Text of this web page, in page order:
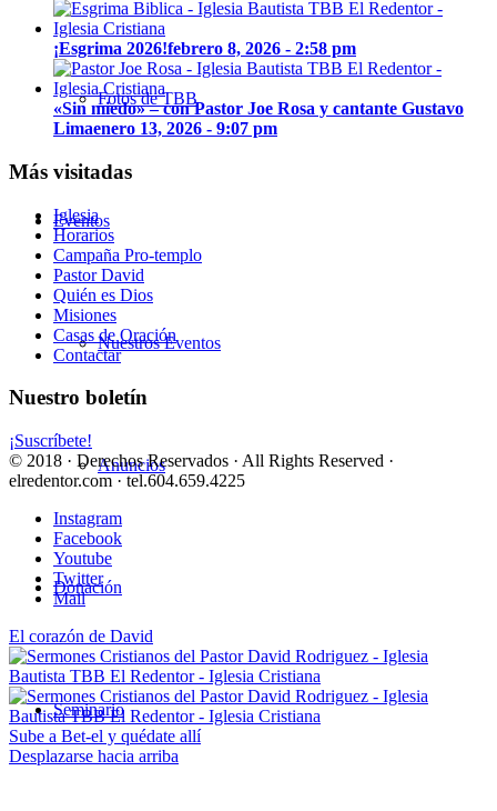
Fotos de TBB
Eventos
Nuestros Eventos
Anuncios
Donación
Seminario
¡Esgrima 2026!febrero 8, 2026 - 2:58 pm
«Sin miedo» – con Pastor Joe Rosa y cantante Gustavo
Limaenero 13, 2026 - 9:07 pm
Más visitadas
Iglesia
Horarios
Campaña Pro-templo
Pastor David
Quién es Dios
Misiones
Casas de Oración
Contactar
Nuestro boletín
¡Suscríbete!
© 2018 · Derechos Reservados · All Rights Reserved ·
elredentor.com · tel.604.659.4225
Instagram
Facebook
Youtube
Twitter
Mail
El corazón de David
Sube a Bet-el y quédate allí
Desplazarse hacia arriba